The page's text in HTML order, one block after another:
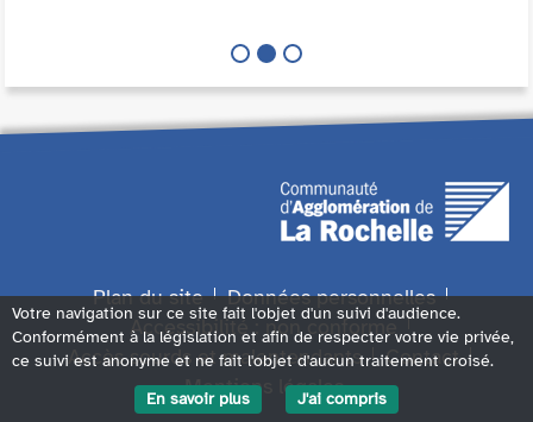
Plan du site
Données personnelles
Accessibilité : non conforme
Accès sourds et malentendants
Contact
Mentions légales
Votre navigation sur ce site fait l'objet d'un suivi d'audience.
Conformément à la législation et afin de respecter votre vie privée,
ce suivi est anonyme et ne fait l'objet d'aucun traitement croisé.
En savoir plus
J'ai compris